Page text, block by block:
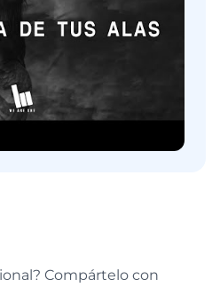
Compártelo con